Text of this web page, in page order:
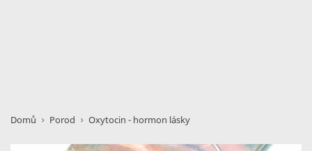
Domů Porod Oxytocin - hormon lásky